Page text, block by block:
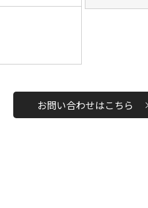
お問い合わせはこちら